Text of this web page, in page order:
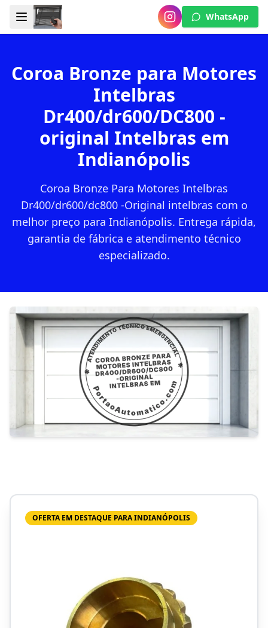
WhatsApp
Coroa Bronze para Motores
Intelbras
Dr400/dr600/DC800 -
original Intelbras em
Indianópolis
Coroa Bronze Para Motores Intelbras
Dr400/dr600/dc800 -Original intelbras com o
melhor preço para Indianópolis. Entrega rápida,
garantia de fábrica e atendimento técnico
especializado.
OFERTA EM DESTAQUE PARA INDIANÓPOLIS